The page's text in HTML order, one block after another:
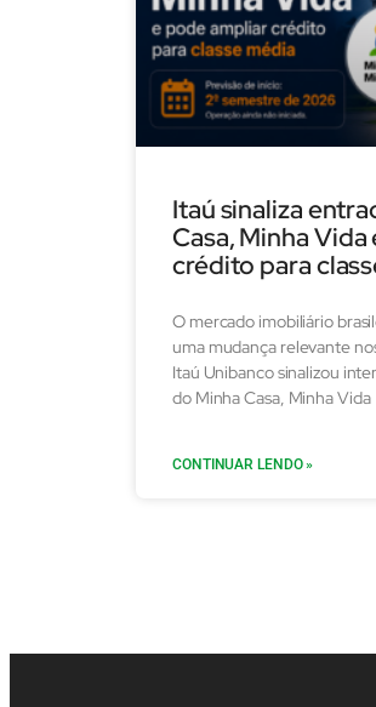
Itaú sinaliza
Casa, Minha
crédito para
O mercado imobiliário
uma mudança relevante
Itaú Unibanco sinalizou
do Minha Casa, Minha Vida
CONTINUAR LENDO »